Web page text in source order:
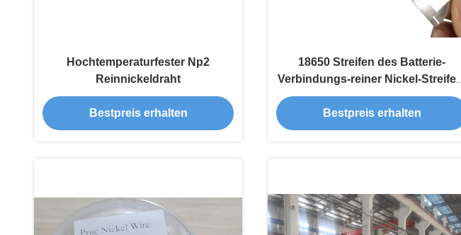
Hochtemperaturfester Np2
Reinnickeldraht
Bestpreis erhalten
18650 Streifen des Batterie-
Verbindungs-reiner Nickel-Streifen-
49.5mm der Breiten-2p
Bestpreis erhalten